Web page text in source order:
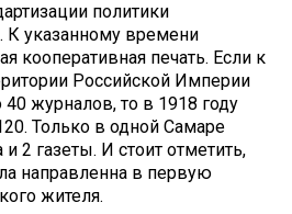
политики
К указанному времени
кооперативная печать. Если к
Российской Империи
журналов, то в 1918 году
Только в одной Самаре
2 газеты. И стоит отметить,
направленна в первую
жителя.